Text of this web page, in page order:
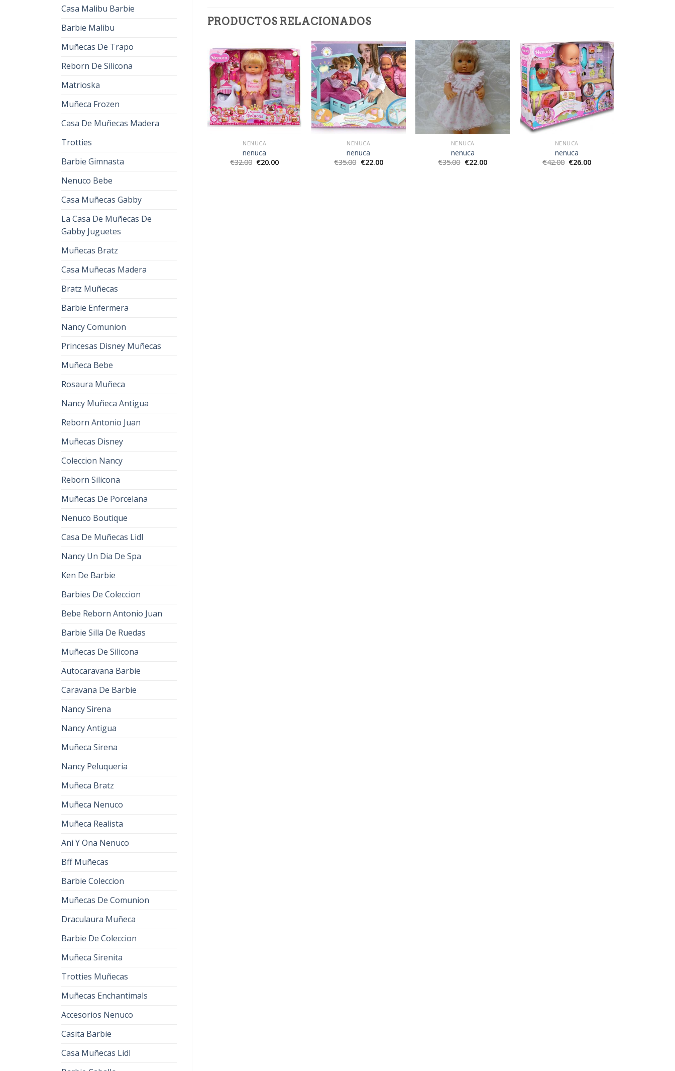
Casa Malibu Barbie
Barbie Malibu
Muñecas De Trapo
Reborn De Silicona
Matrioska
Muñeca Frozen
Casa De Muñecas Madera
Trotties
Barbie Gimnasta
Nenuco Bebe
Casa Muñecas Gabby
La Casa De Muñecas De
Gabby Juguetes
Muñecas Bratz
Casa Muñecas Madera
Bratz Muñecas
Barbie Enfermera
Nancy Comunion
Princesas Disney Muñecas
Muñeca Bebe
Rosaura Muñeca
Nancy Muñeca Antigua
Reborn Antonio Juan
Muñecas Disney
Coleccion Nancy
Reborn Silicona
Muñecas De Porcelana
Nenuco Boutique
Casa De Muñecas Lidl
Nancy Un Dia De Spa
Ken De Barbie
Barbies De Coleccion
Bebe Reborn Antonio Juan
Barbie Silla De Ruedas
Muñecas De Silicona
Autocaravana Barbie
Caravana De Barbie
Nancy Sirena
Nancy Antigua
Muñeca Sirena
Nancy Peluqueria
Muñeca Bratz
Muñeca Nenuco
Muñeca Realista
Ani Y Ona Nenuco
Bff Muñecas
Barbie Coleccion
Muñecas De Comunion
Draculaura Muñeca
Barbie De Coleccion
Muñeca Sirenita
Trotties Muñecas
Muñecas Enchantimals
Accesorios Nenuco
Casita Barbie
Casa Muñecas Lidl
PRODUCTOS RELACIONADOS
NENUCA
nenuca
€32.00 €20.00
NENUCA
nenuca
€35.00 €22.00
NENUCA
nenuca
€35.00 €22.00
NENUCA
nenuca
€42.00 €26.00
19.00